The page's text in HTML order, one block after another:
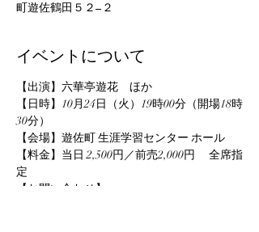
町遊佐鶴田５２−２
イベントについて
【出演】六華亭遊花　ほか
【日時】10月24日（火）19時00分（開場18時
30分）
【会場】遊佐町 生涯学習センター ホール
【料金】当日 2,500円／前売2,000円 　全席指
定
【お問い合わせ】